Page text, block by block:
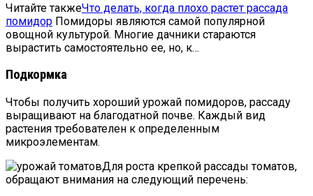
Читайте такжеЧто делать, когда плохо растет рассада
помидор Помидоры являются самой популярной
овощной культурой. Многие дачники стараются
вырастить самостоятельно ее, но, к…
Подкормка
Чтобы получить хороший урожай помидоров, рассаду
выращивают на благодатной почве. Каждый вид
растения требователен к определенным
микроэлементам.
Для роста крепкой рассады томатов,
обращают внимания на следующий перечень: